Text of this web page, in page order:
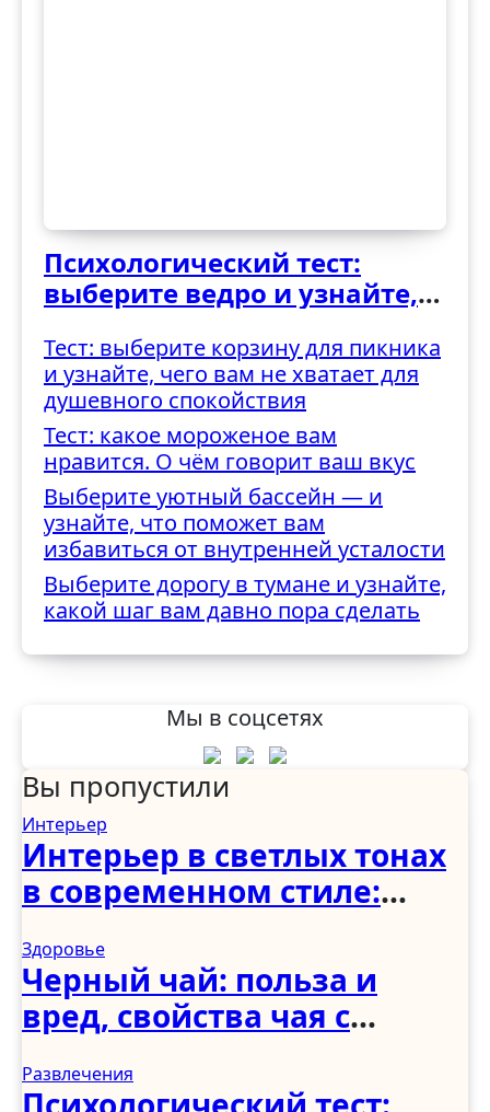
Психологический тест:
выберите ведро и узнайте,
трудностями
Тест: выберите корзину для пикника
и узнайте, чего вам не хватает для
душевного спокойствия
Тест: какое мороженое вам
нравится. О чём говорит ваш вкус
Выберите уютный бассейн — и
узнайте, что поможет вам
избавиться от внутренней усталости
Выберите дорогу в тумане и узнайте,
какой шаг вам давно пора сделать
Мы в соцсетях
Вы пропустили
Интерьер
Интерьер в светлых тонах
в современном стиле:
прихожая и коридор
Здоровье
Черный чай: польза и
вред, свойства чая с
Развлечения